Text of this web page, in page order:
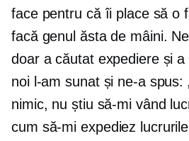
face pentru că îi place să o
facă genul ăsta de mâini.
doar a căutat expediere și
noi l-am sunat și ne-a spus:
nimic, nu știu să-mi vând
cum să-mi expediez